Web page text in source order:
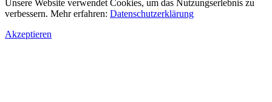
Unsere Website verwendet Cookies, um das Nutzungserlebnis zu
verbessern. Mehr erfahren: Datenschutzerklärung
Akzeptieren